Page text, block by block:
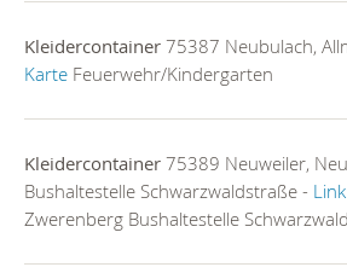
Kleidercontainer 75387 Neubulach,
Karte Feuerwehr/Kindergarten
Kleidercontainer 75389 Neuweiler,
Bushaltestelle Schwarzwaldstraße -
Zwerenberg Bushaltestelle